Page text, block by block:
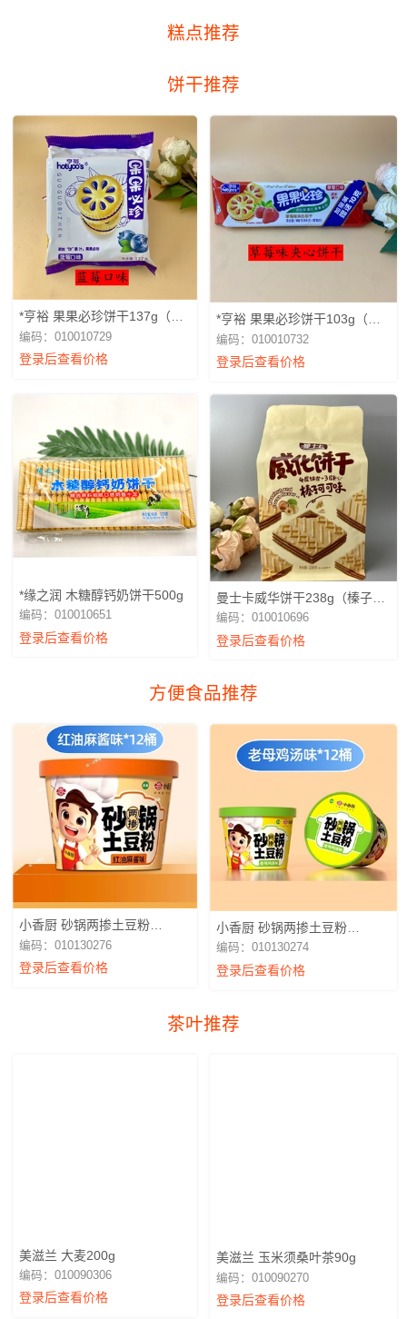
糕点推荐
饼干推荐
*亨裕 果果必珍饼干137g（蓝
莓）
编码：010010729
登录后查看价格
*亨裕 果果必珍饼干103g（草
莓）
编码：010010732
登录后查看价格
*缘之润 木糖醇钙奶饼干500g
编码：010010651
登录后查看价格
曼士卡威华饼干238g（榛子可
可）
编码：010010696
登录后查看价格
方便食品推荐
小香厨 砂锅两掺土豆粉
256g（红油麻酱）
编码：010130276
登录后查看价格
小香厨 砂锅两掺土豆粉
256g（老母鸡汤）
编码：010130274
登录后查看价格
茶叶推荐
美滋兰 大麦200g
编码：010090306
登录后查看价格
美滋兰 玉米须桑叶茶90g
编码：010090270
登录后查看价格